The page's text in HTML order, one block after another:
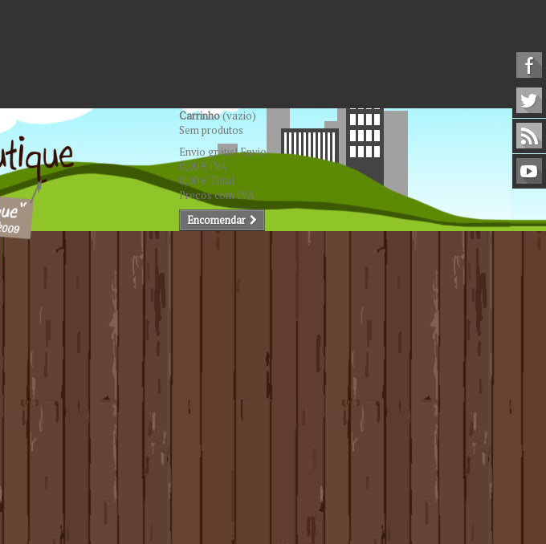
Carrinho(vazio)
Sem produtos
Envio grátis!Envio
0,00 € IVA
0,00 €Total
Preços com IVA
Encomendar